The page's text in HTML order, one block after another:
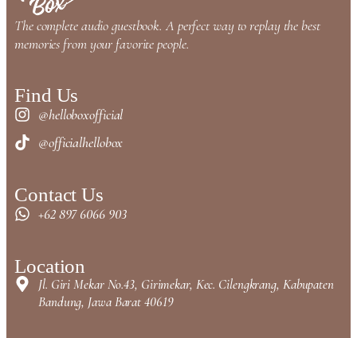
The complete audio guestbook. A perfect way to replay the best
memories from your favorite people.
Find Us
@helloboxofficial
@officialhellobox
Contact Us
+62 897 6066 903
Location
Jl. Giri Mekar No.43, Girimekar, Kec. Cilengkrang, Kabupaten
Bandung, Jawa Barat 40619